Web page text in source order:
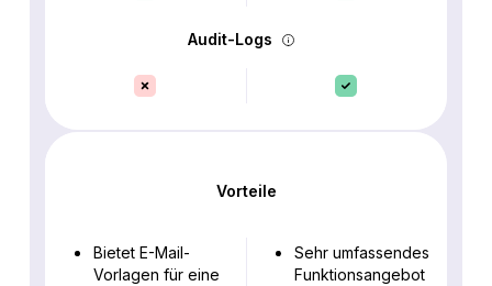
Audit-Logs
Vorteile
Bietet E-Mail-
Vorlagen für eine
Sehr umfassendes
Funktionsangebot